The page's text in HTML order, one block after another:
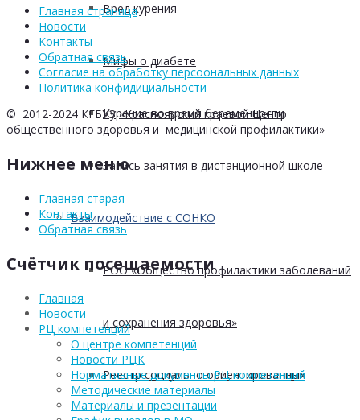
Вред курения
Мифы о диабете
Курение во время беременности
Запись занятия в дистанционной школе
Взаимодействие с СОНКО
РОО «Общество профилактики заболеваний
и сохранения здоровья»
Реестр социально ориентированных
Главная страница
Новости
Контакты
Обратная связь
Согласие на обработку персоональных данных
Политика конфидициальности
© 2012-2024 КГБУЗ «Красноярский краевой Центр
общественного здоровья и медицинской профилактики»
Нижнее меню
Главная старая
Контакты
Обратная связь
Счётчик посещаемости
Главная
Новости
РЦ компетенций
О центре компетенций
Новости РЦК
Нормативные документы РЦ компетенций
Методические материалы
Материалы и презентации